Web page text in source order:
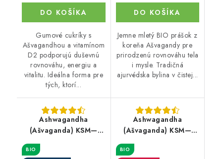
DO KOŠÍKA
Gumové cukríky s
Ašvagandhou a vitamínom
D2 podporujú duševnú
rovnováhu, energiu a
vitalitu. Ideálna forma pre
tých, ktorí...
DO KOŠÍKA
Jemne mletý BIO prášok z
koreňa Ašvagandy pre
prirodzenú rovnováhu tela
i mysle. Tradičná
ajurvédska bylina v čistej...
Ashwagandha
(Ašvaganda) KSM—
66® - Extrakt prášok
BIO
Ashwagandha
(Ašvaganda) KSM—
66® - Kapsule BIO
BIO